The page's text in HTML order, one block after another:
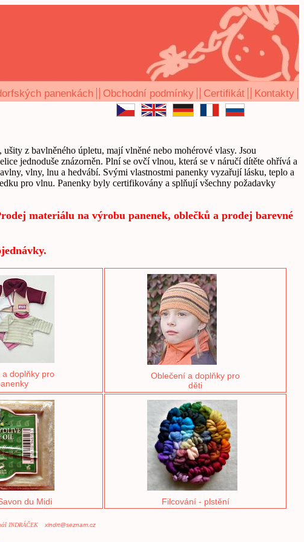
panenkách Obchodní podmínky Certifikát Kontakty
z bavlněného úpletu, mají vlněné nebo mohérové vlasy. Jsou
jednoduše znázorněn. Plní se ovčí vlnou, která se v náručí dítěte ohřívá a
vlny, lnu a hedvábí. Svými vlastnostmi panenky vyzařují lásku, teplo a
pro vlnu. Panenky byly certifikovány a splňují všechny požadavky
materiálu na výrobu panenek, oblečků a prodej barevné
a doplňky pro
Oblečení a doplňky pro
děti
du Midi
Filcování - plstění
INDRÁČEK xindrt@seznam.cz